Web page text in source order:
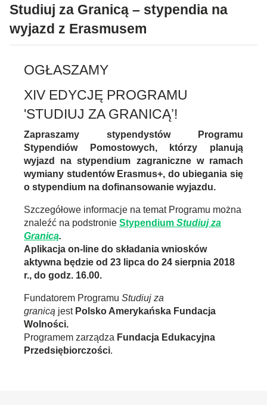
Studiuj za Granicą – stypendia na
wyjazd z Erasmusem
OGŁASZAMY
XIV EDYCJĘ PROGRAMU
'STUDIUJ ZA GRANICĄ’!
Zapraszamy stypendystów Programu
Stypendiów Pomostowych, którzy planują
wyjazd na stypendium zagraniczne w ramach
wymiany studentów Erasmus+, do ubiegania się
o stypendium na dofinansowanie wyjazdu.
Szczegółowe informacje na temat Programu można
znaleźć na podstronie Stypendium Studiuj za
Granicą.
Aplikacja on-line do składania wniosków
aktywna będzie od 23 lipca do 24 sierpnia 2018
r., do godz. 16.00.
Fundatorem Programu Studiuj za
granicą jestPolsko Amerykańska Fundacja
Wolności.
Programem zarządza Fundacja Edukacyjna
Przedsiębiorczości.